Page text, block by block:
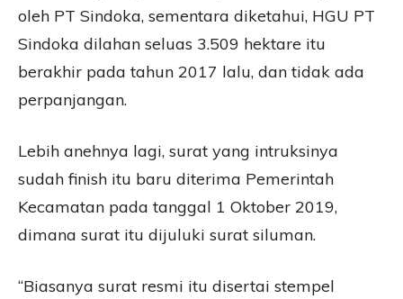
oleh PT Sindoka, sementara diketahui, HGU PT
Sindoka dilahan seluas 3.509 hektare itu
berakhir pada tahun 2017 lalu, dan tidak ada
perpanjangan.
Lebih anehnya lagi, surat yang intruksinya
sudah finish itu baru diterima Pemerintah
Kecamatan pada tanggal 1 Oktober 2019,
dimana surat itu dijuluki surat siluman.
“Biasanya surat resmi itu disertai stempel